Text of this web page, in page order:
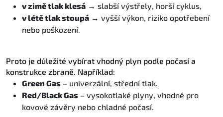
v zimě tlak klesá → slabší výstřely, horší cyklus,
v létě tlak stoupá → vyšší výkon, riziko opotřebení
nebo poškození.
Proto je důležité vybírat vhodný plyn podle počasí a
konstrukce zbraně. Například:
Green Gas – univerzální, střední tlak.
Red/Black Gas – vysokotlaké plyny, vhodné pro
kovové závěry nebo chladné počasí.